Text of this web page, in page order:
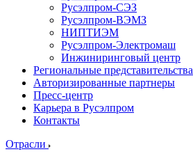
Русэлпром-СЭЗ
Русэлпром-ВЭМЗ
НИПТИЭМ
Русэлпром-Электромаш
Инжиниринговый центр
Региональные представительства
Авторизированные партнеры
Пресс-центр
Карьера в Русэлпром
Контакты
Отрасли